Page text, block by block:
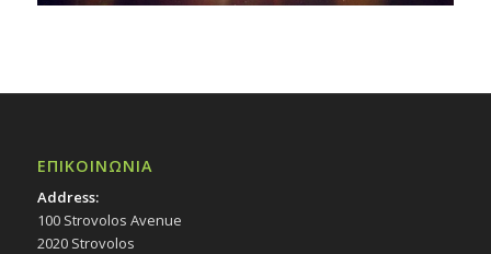
ΕΠΙΚΟΙΝΩΝΙΑ
Address:
100 Strovolos Avenue
2020 Strovolos